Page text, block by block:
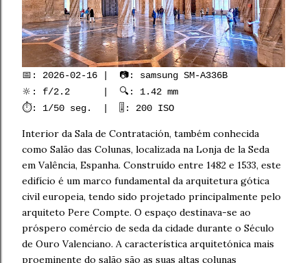
📅: 2026-02-16 | 📷: samsung SM-A336B
🔆: f/2.2 | 🔍: 1.42 mm
⏱️: 1/50 seg. | 🎚️: 200 ISO
Interior da Sala de Contratación, também conhecida
como Salão das Colunas, localizada na Lonja de la Seda
em Valência, Espanha. Construído entre 1482 e 1533, este
edifício é um marco fundamental da arquitetura gótica
civil europeia, tendo sido projetado principalmente pelo
arquiteto Pere Compte. O espaço destinava-se ao
próspero comércio de seda da cidade durante o Século
de Ouro Valenciano. A característica arquitetónica mais
proeminente do salão são as suas altas colunas